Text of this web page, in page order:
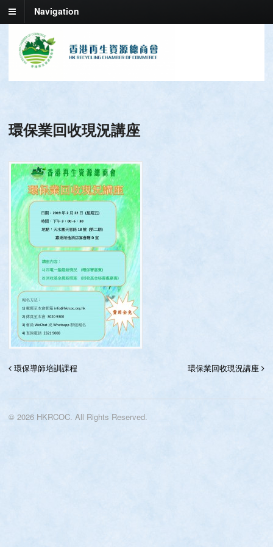
Navigation
環保業回收現況講座
環保導師培訓課程 環保業回收現況講座
© 2026 HKRCOC. All Rights Reserved.